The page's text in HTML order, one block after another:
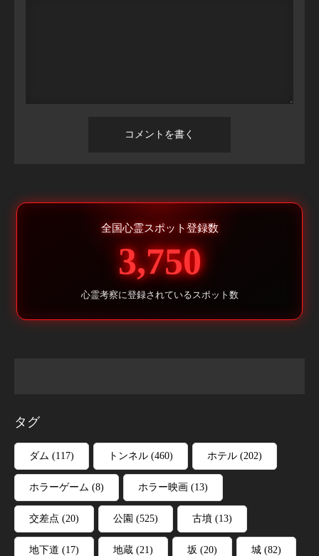
全国心霊スポット登録数
3,750
心霊考察に登録されているスポット数
タグ
ダム (117) トンネル (460) ホテル (202)
ホラーゲーム (8) ホラー映画 (13)
交差点 (20) 公園 (525) 古墳 (13)
地下道 (17) 地蔵 (21) 坂 (20) 城 (82)